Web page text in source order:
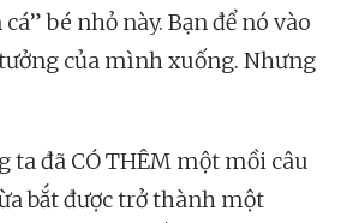
bé nhỏ này. Bạn để nó vào
của mình xuống. Nhưng
ta đã CÓ THÊM một mồi câu
bắt được trở thành một